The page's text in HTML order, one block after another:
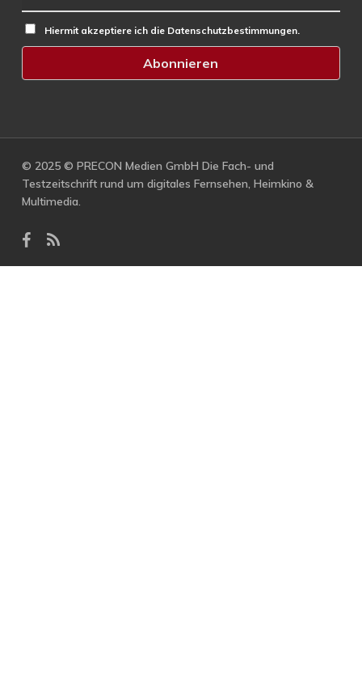
Hiermit akzeptiere ich die Datenschutzbestimmungen.
© 2025 © PRECON Medien GmbH Die Fach- und
Testzeitschrift rund um digitales Fernsehen, Heimkino &
Multimedia.
facebook
RSS